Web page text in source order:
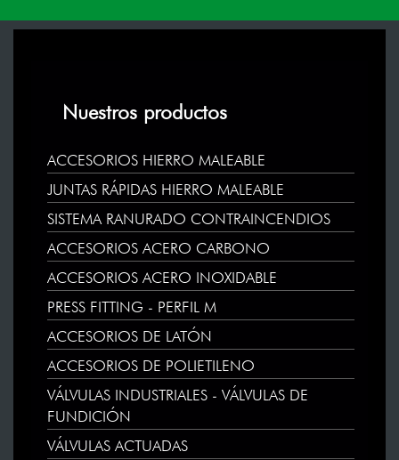
Nuestros productos
ACCESORIOS HIERRO MALEABLE
JUNTAS RÁPIDAS HIERRO MALEABLE
SISTEMA RANURADO CONTRAINCENDIOS
ACCESORIOS ACERO CARBONO
ACCESORIOS ACERO INOXIDABLE
PRESS FITTING - PERFIL M
ACCESORIOS DE LATÓN
ACCESORIOS DE POLIETILENO
VÁLVULAS INDUSTRIALES - VÁLVULAS DE
FUNDICIÓN
VÁLVULAS ACTUADAS